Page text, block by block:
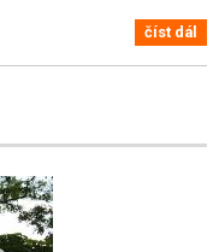
číst dál